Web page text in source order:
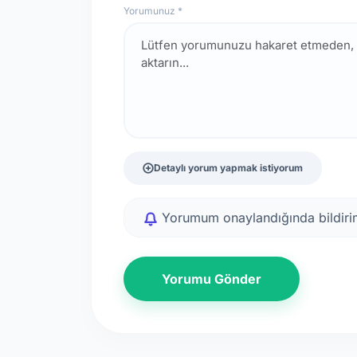
Yorumunuz *
Detaylı yorum yapmak istiyorum
Yorumum onaylandığında
Yorumu Gönder